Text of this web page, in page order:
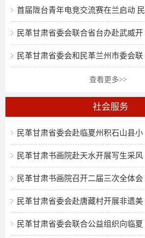
首届陇台青年电竞交流赛在兰启动 民
民革甘肃省委会联合省台办赴武威开
民革甘肃省委会和民革兰州市委会联
查看更多>>
社会服务
民革甘肃省委会赴临夏州积石山县小
民革甘肃书画院赴天水开展写生采风
民革甘肃书画院召开二届三次全体会
民革甘肃省委会赴唐藏村开展非遗美
民革甘肃省委会联合公益组织向临夏